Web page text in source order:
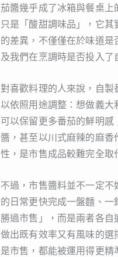
茄醬幾乎成了冰箱與餐桌
只是「酸甜調味品」，它
的差異，不僅僅在於味道
及我們在烹調時是否投入了
對喜歡料理的人來說，自製
以依照用途調整：想做義大
可以保留更多番茄的鮮明
醬，甚至以川式麻辣的麻
性，是市售成品較難完全取
不過，市售醬料並不一定
的日常更快完成一盤麵、
勝過市售」，而是兩者各自
做出既有效率又有風味的選
是市售，都能被運用得更精